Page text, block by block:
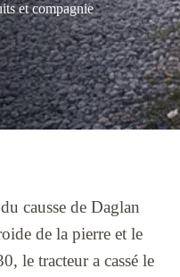
et compagnie
causse de Daglan
de la pierre et le
le tracteur a cassé le